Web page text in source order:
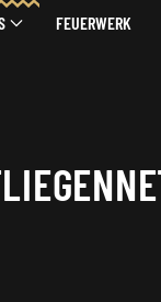
FEUERWERK